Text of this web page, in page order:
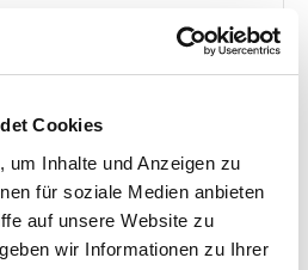
Cookies
um Inhalte und Anzeigen zu
für soziale Medien anbieten
auf unsere Website zu
wir Informationen zu Ihrer
[pdf]
Vorteile